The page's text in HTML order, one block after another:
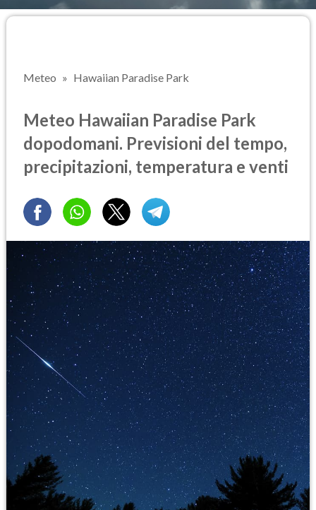
Meteo Hawaiian Paradise Park
Meteo Hawaiian Paradise Park
dopodomani. Previsioni del tempo,
precipitazioni, temperatura e venti